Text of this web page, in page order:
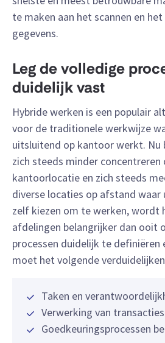
te maken aan het scannen en
gegevens.
Leg de volledige
duidelijk vast
Hybride werken is een populair
voor de traditionele werkwijze
uitsluitend op kantoor werkt.
zich steeds minder concentreren
kantoorlocatie en zich steeds
diverse locaties op afstand waar
zelf kiezen om te werken, wordt
afdelingen belangrijker dan ooit
processen duidelijk te definiëren
moet het volgende
Taken en
Verwerking van
Goedkeuringsprocessen